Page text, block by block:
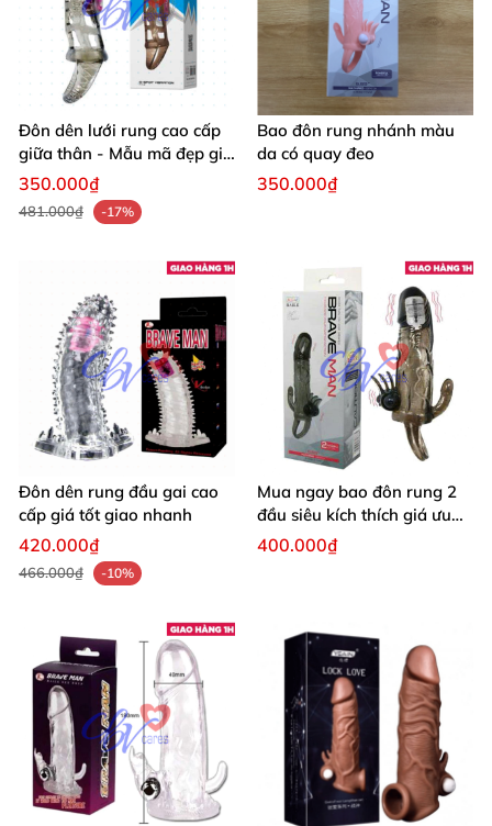
Đôn dên lưới rung cao cấp
giữa thân - Mẫu mã đẹp giá
tốt
350.000₫
481.000₫ -17%
Bao đôn rung nhánh màu
da có quay đeo
350.000₫
Đôn dên rung đầu gai cao
cấp giá tốt giao nhanh
420.000₫
466.000₫ -10%
Mua ngay bao đôn rung 2
đầu siêu kích thích giá ưu
đãi
400.000₫